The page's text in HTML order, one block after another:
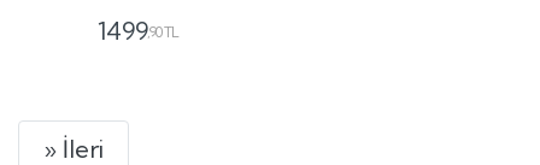
1499,90 TL
» İleri